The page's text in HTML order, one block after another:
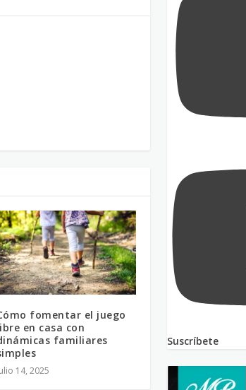
fomentar el juego
en casa con
familiares
14, 2025
Suscríbete